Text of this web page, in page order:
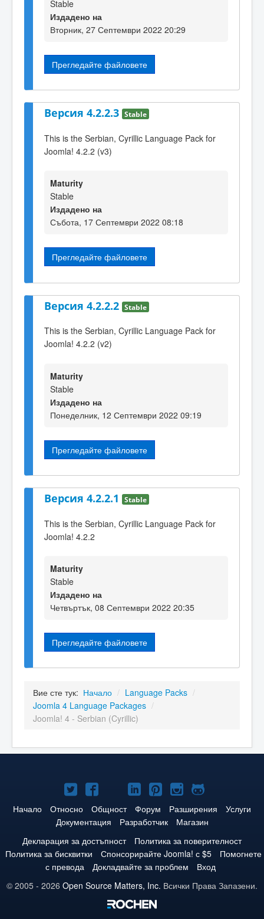
Stable
Издадено на
Вторник, 27 Септември 2022 20:29
Прегледайте файловете
Версия 4.2.2.3 Stable
This is the Serbian, Cyrillic Language Pack for
Joomla! 4.2.2 (v3)
Maturity
Stable
Издадено на
Събота, 17 Септември 2022 08:18
Прегледайте файловете
Версия 4.2.2.2 Stable
This is the Serbian, Cyrillic Language Pack for
Joomla! 4.2.2 (v2)
Maturity
Stable
Издадено на
Понеделник, 12 Септември 2022 09:19
Прегледайте файловете
Версия 4.2.2.1 Stable
This is the Serbian, Cyrillic Language Pack for
Joomla! 4.2.2
Maturity
Stable
Издадено на
Четвъртък, 08 Септември 2022 20:35
Прегледайте файловете
Вие сте тук: Начало / Language Packs /
Joomla 4 Language Packages /
Joomla! 4 - Serbian (Cyrillic)
Joomla!
в
Twitter
Joomla!
във
Facebook
Joomla!
в
YouTube
Joomla!
в
LinkedIn
Joomla!
в
Pinterest
Joomla!
в
Instagram
Joomla!
в
GitHub
Начало Относно Общност Форум Разширения
Услуги
Документация
Разработчик
Магазин
Декларация за достъпност
Политика за поверителност
Политика за бисквитки
Спонсорирайте Joomla! с $5
Помогнете
с превода
Докладвайте за проблем
Вход
© 2005 - 2026 Open Source Matters, Inc. Всички Права Запазени.